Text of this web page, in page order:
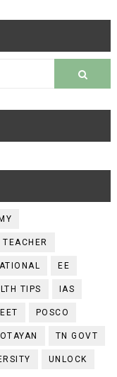
EE
TIPS IAS
POSCO
TN GOVT
UNLOCK